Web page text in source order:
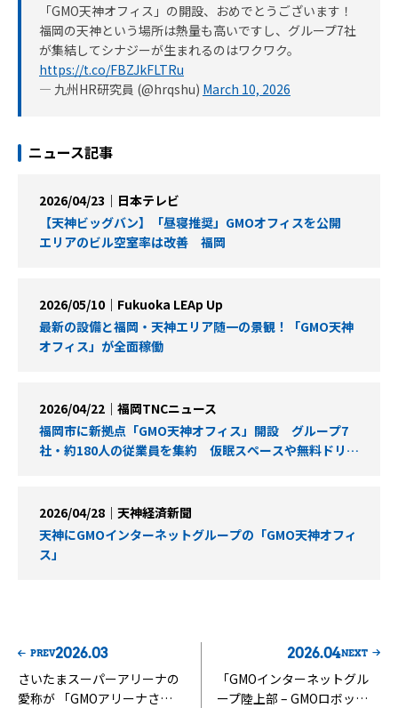
「GMO天神オフィス」の開設、おめでとうございます！
福岡の天神という場所は熱量も高いですし、グループ7社
が集結してシナジーが生まれるのはワクワク。
https://t.co/FBZJkFLTRu
— 九州HR研究員 (@hrqshu) March 10, 2026
ニュース記事
2026/04/23｜日本テレビ
【天神ビッグバン】「昼寝推奨」GMOオフィスを公開
エリアのビル空室率は改善 福岡
2026/05/10｜Fukuoka LEAp Up
最新の設備と福岡・天神エリア随一の景観！「GMO天神
オフィス」が全面稼働
2026/04/22｜福岡TNCニュース
福岡市に新拠点「GMO天神オフィス」開設 グループ7
社・約180人の従業員を集約 仮眠スペースや無料ドリン
2026/04/28｜天神経済新聞
天神にGMOインターネットグループの「GMO天神オフィ
ス」
PREV2026.03
さいたまスーパーアリーナの
愛称が 「GMOアリーナさい
2026.04NEXT
「GMOインターネットグル
ープ陸上部 – GMOロボッ